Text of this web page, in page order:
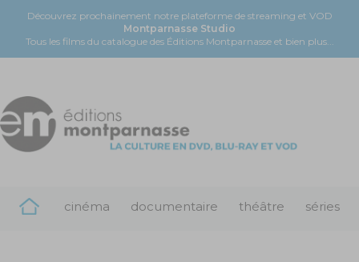
Découvrez prochainement notre plateforme de streaming et VOD
Montparnasse Studio
Tous les films du catalogue des Éditions Montparnasse et bien plus...
cinéma documentaire théâtre séries